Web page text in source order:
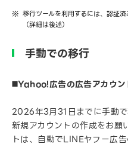
移行ツールを利用するには、認証
（詳細は後述）
手動での移行
◼️Yahoo!広告の広告アカウン
2026年3月31日までに手動
新規アカウントの作成をお願
トは、自動でLINEヤフー広